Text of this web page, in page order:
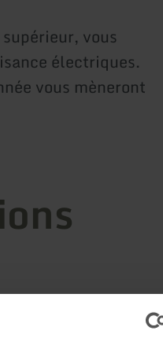
vous
électriques.
vous mèneront